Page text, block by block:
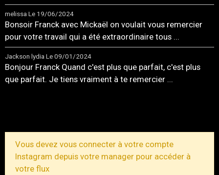
melissaLe 19/06/2024
Bonsoir Franck avec Mickaël on voulait vous remercier
pour votre travail qui a été extraordinaire tous ...
Jackson lydiaLe 09/01/2024
Bonjour Franck Quand c'est plus que parfait, c'est plus
que parfait. Je tiens vraiment à te remercier ...
Vous devez vous connecter à votre compte
Instagram depuis votre manager pour accéder à
votre flux